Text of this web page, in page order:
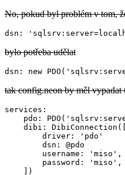
No, pokud byl problém v tom,
bylo potřeba udělat
tak config.neon by měl vypadat
services:
pdo:
    dibi: DibiConnection([
        driver: 'pdo'
        dsn: @pdo
        username: 'miso',
        password: 'miso',